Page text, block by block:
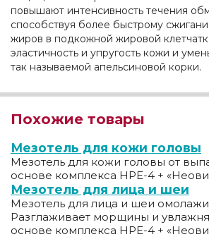
повышают интенсивность течения
способствуя более быстрому
жиров в подкожной жировой
эластичность и упругость кожи и
так называемой апельсиновой корки.
Похожие товары
Мезотель для кожи головы
Мезотель для кожи головы от
основе комплекса НРЕ-4 +
Мезотель для лица и шеи
Мезотель для лица и шеи
Разглаживает морщины и
основе комплекса НРЕ-4 +